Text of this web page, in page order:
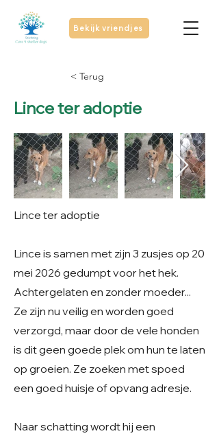
Bekijk vriendjes
< Terug
Lince ter adoptie
Lince ter adoptie
Lince is samen met zijn 3 zusjes op 20
mei 2026 gedumpt voor het hek.
Achtergelaten en zonder moeder...
Ze zijn nu veilig en worden goed
verzorgd, maar door de vele honden
is dit geen goede plek om hun te laten
op groeien. Ze zoeken met spoed
een goed huisje of opvang adresje.
Naar schatting wordt hij een